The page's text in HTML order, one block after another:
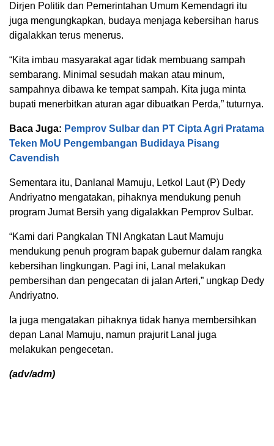
Dirjen Politik dan Pemerintahan Umum Kemendagri itu
juga mengungkapkan, budaya menjaga kebersihan harus
digalakkan terus menerus.
“Kita imbau masyarakat agar tidak membuang sampah
sembarang. Minimal sesudah makan atau minum,
sampahnya dibawa ke tempat sampah. Kita juga minta
bupati menerbitkan aturan agar dibuatkan Perda,” tuturnya.
Baca Juga: Pemprov Sulbar dan PT Cipta Agri Pratama
Teken MoU Pengembangan Budidaya Pisang
Cavendish
Sementara itu, Danlanal Mamuju, Letkol Laut (P) Dedy
Andriyatno mengatakan, pihaknya mendukung penuh
program Jumat Bersih yang digalakkan Pemprov Sulbar.
“Kami dari Pangkalan TNI Angkatan Laut Mamuju
mendukung penuh program bapak gubernur dalam rangka
kebersihan lingkungan. Pagi ini, Lanal melakukan
pembersihan dan pengecatan di jalan Arteri,” ungkap Dedy
Andriyatno.
Ia juga mengatakan pihaknya tidak hanya membersihkan
depan Lanal Mamuju, namun prajurit Lanal juga
melakukan pengecetan.
(adv/adm)